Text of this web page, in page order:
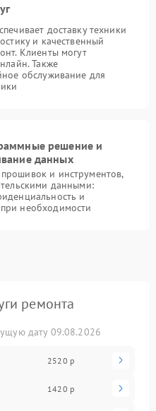
доставку техники
и качественный
Клиенты могут
Также
обслуживание для
решение и
данных
и инструментов,
данными:
и
необходимости
ремонта
дату 09.08.2026
2520 р
1420 р